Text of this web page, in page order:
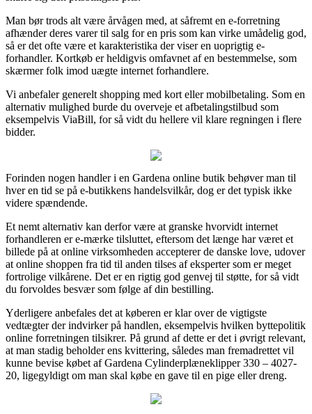
Man bør trods alt være årvågen med, at såfremt en e-forretning
afhænder deres varer til salg for en pris som kan virke umådelig god,
så er det ofte være et karakteristika der viser en uoprigtig e-
forhandler. Kortkøb er heldigvis omfavnet af en bestemmelse, som
skærmer folk imod uægte internet forhandlere.
Vi anbefaler generelt shopping med kort eller mobilbetaling. Som en
alternativ mulighed burde du overveje et afbetalingstilbud som
eksempelvis ViaBill, for så vidt du hellere vil klare regningen i flere
bidder.
Forinden nogen handler i en Gardena online butik behøver man til
hver en tid se på e-butikkens handelsvilkår, dog er det typisk ikke
videre spændende.
Et nemt alternativ kan derfor være at granske hvorvidt internet
forhandleren er e-mærke tilsluttet, eftersom det længe har været et
billede på at online virksomheden accepterer de danske love, udover
at online shoppen fra tid til anden tilses af eksperter som er meget
fortrolige vilkårene. Det er en rigtig god genvej til støtte, for så vidt
du forvoldes besvær som følge af din bestilling.
Yderligere anbefales det at køberen er klar over de vigtigste
vedtægter der indvirker på handlen, eksempelvis hvilken byttepolitik
online forretningen tilsikrer. På grund af dette er det i øvrigt relevant,
at man stadig beholder ens kvittering, således man fremadrettet vil
kunne bevise købet af Gardena Cylinderplæneklipper 330 – 4027-
20, ligegyldigt om man skal købe en gave til en pige eller dreng.